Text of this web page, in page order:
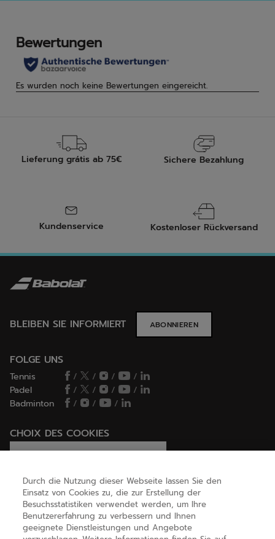
Sternen.
Lieferung grátis ab 75€ Sichere Bezahlung
Kundenservice Kostenloser Rückversand
BLEIBEN SIE INFORMIERT ABONNIEREN
FOLGE UNS
Tennis / / /
/
Padel
/ / /
/
Badminton
/ / /
CHOIX DES COOKIES
Ich lege Cookies fest / lehne sie ab
HILFE
Durch die Nutzung dieser Webseite lassen Sie den
Einsatz von Cookies zu, die zur Erstellung der
Besuchsstatistiken verwendet werden, um Ihre
Benutzererfahrung zu verbessern und Ihnen
geeignete Dienstleistungen und Angebote